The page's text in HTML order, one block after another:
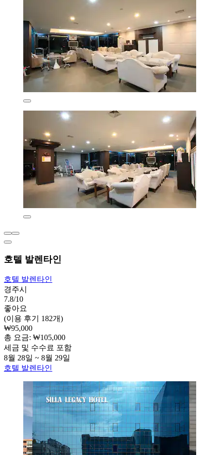
호텔 발렌타인
호텔 발렌타인
경주시
7.8/10
좋아요
(이용 후기 182개)
₩95,000
총 요금: ₩105,000
세금 및 수수료 포함
8월 28일 ~ 8월 29일
호텔 발렌타인